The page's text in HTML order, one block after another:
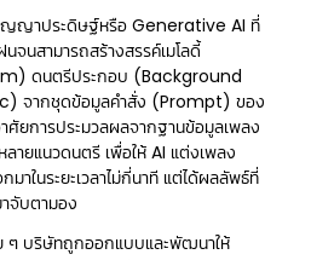
ญญาประดิษฐ์หรือ Generative AI ที่
นสามารถสร้างสรรค์เมโลดี้
ดนตรีประกอบ (Background
จากชุดข้อมูลคำสั่ง (Prompt) ของ
ศัยการประมวลผลจากฐานข้อมูลเพลง
ายแนวดนตรี เพื่อให้ AI แต่งเพลง
าในระยะเวลาไม่กี่นาที แต่ได้ผลลัพธ์ที่
จับตามอง
ๆ บริษัทถูกออกแบบและพัฒนาให้